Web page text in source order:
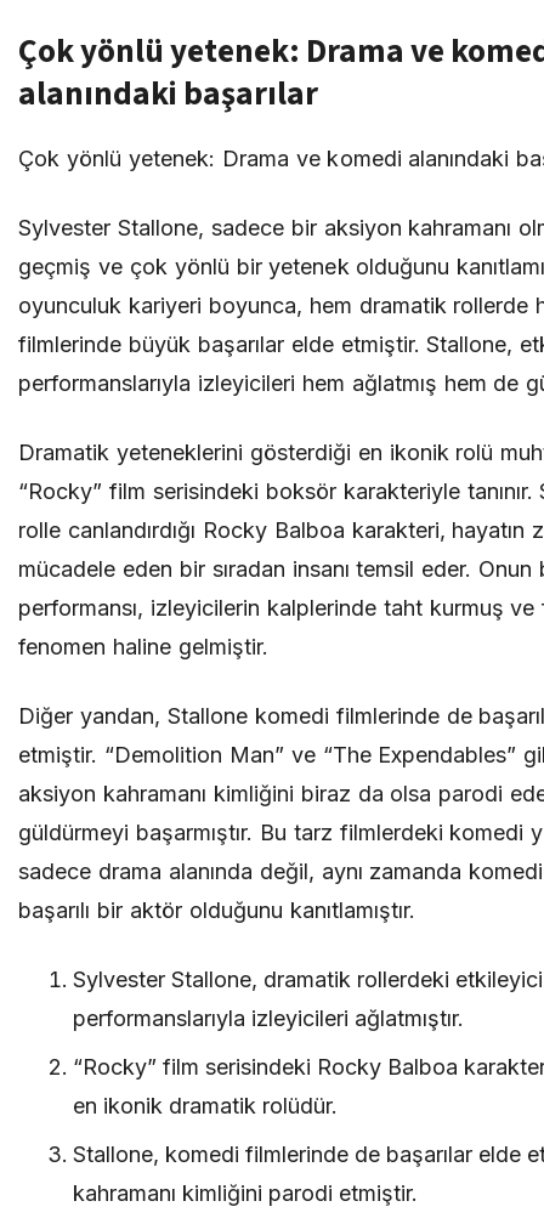
Çok yönlü yetenek: Drama ve
alanındaki başarılar
Çok yönlü yetenek: Drama ve komedi alanındaki
Sylvester Stallone, sadece bir aksiyon kahramanı
geçmiş ve çok yönlü bir yetenek olduğunu
oyunculuk kariyeri boyunca, hem dramatik rollerde
filmlerinde büyük başarılar elde etmiştir. Stallone,
performanslarıyla izleyicileri hem ağlatmış hem de
Dramatik yeteneklerini gösterdiği en ikonik rolü
“Rocky” film serisindeki boksör karakteriyle tanınır.
rolle canlandırdığı Rocky Balboa karakteri, hayatın
mücadele eden bir sıradan insanı temsil eder. Onun
performansı, izleyicilerin kalplerinde taht kurmuş
fenomen haline gelmiştir.
Diğer yandan, Stallone komedi filmlerinde de
etmiştir. “Demolition Man” ve “The Expendables”
aksiyon kahramanı kimliğini biraz da olsa parodi
güldürmeyi başarmıştır. Bu tarz filmlerdeki komedi
sadece drama alanında değil, aynı zamanda
başarılı bir aktör olduğunu kanıtlamıştır.
Sylvester Stallone, dramatik rollerdeki etkileyici
performanslarıyla izleyicileri ağlatmıştır.
“Rocky” film serisindeki Rocky Balboa
en ikonik dramatik rolüdür.
Stallone, komedi filmlerinde de başarılar elde
kahramanı kimliğini parodi etmiştir.